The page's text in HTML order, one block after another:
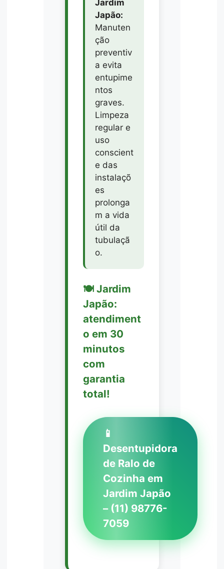
Jardim
Japão:
Manuten
ção
preventiv
a evita
entupime
ntos
graves.
Limpeza
regular e
uso
conscient
e das
instalaçõ
es
prolonga
m a vida
útil da
tubulaçã
o.
🍽️ Jardim
Japão:
atendiment
o em 30
minutos
com
garantia
total!
📱
Desentupidora
de Ralo de
Cozinha em
Jardim Japão
– (11) 98776-
7059